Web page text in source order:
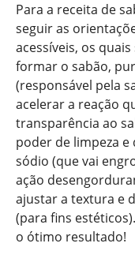
Para a receita de
seguir as
acessíveis, os
formar o sabão,
(responsável pela
acelerar a reação
transparência ao
poder de limpeza
sódio (que vai
ação
ajustar a textura e
(para fins
o ótimo resultado!